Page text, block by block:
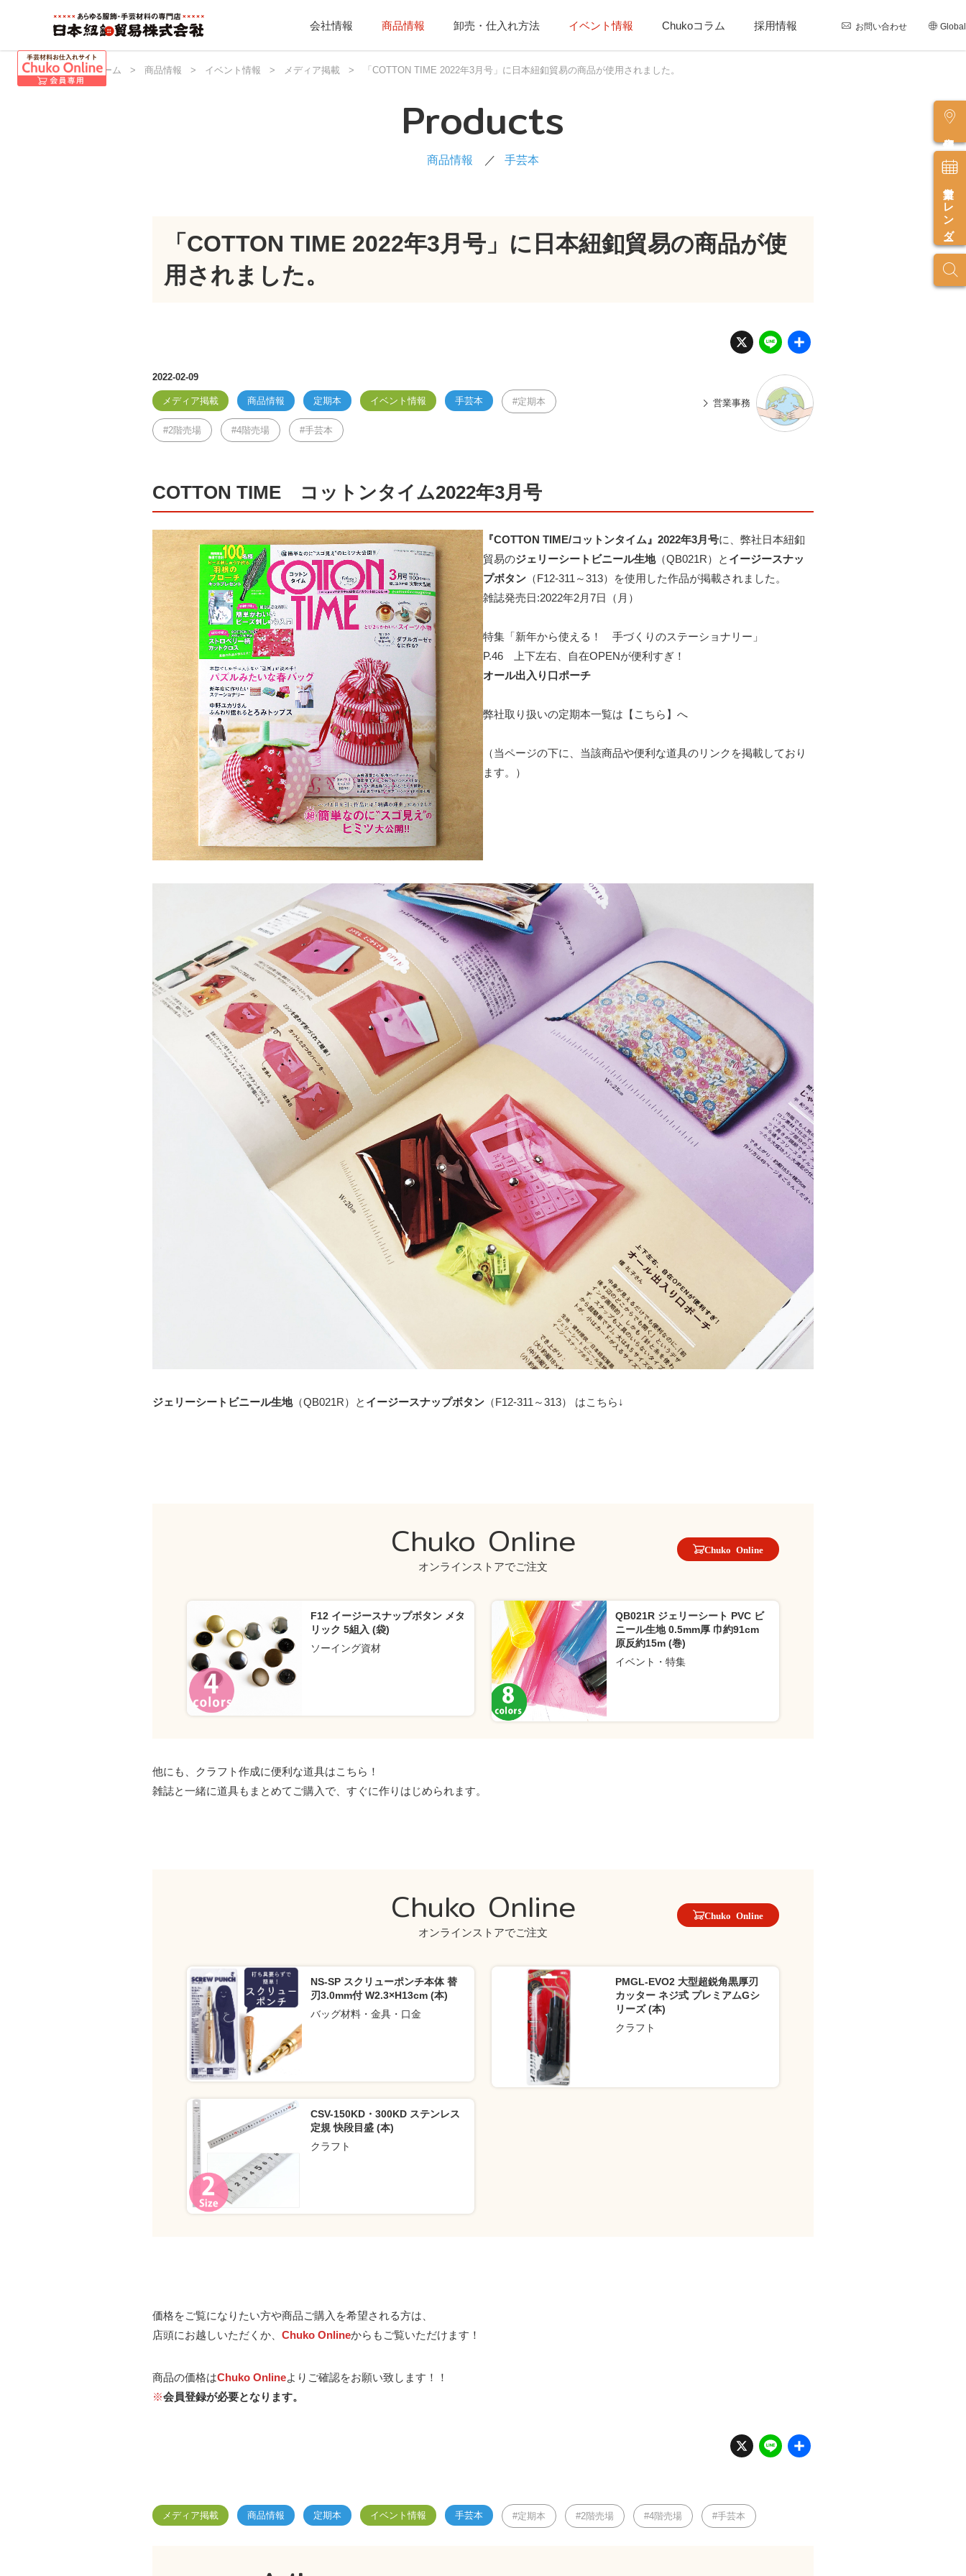
会社情報 商品情報 卸売・仕入れ方法 イベント情報 Chukoコラム 採用情報 お問い合わせ Global
営業カレンダー
日本紐釦 ホーム > 商品情報 > イベント情報 > メディア掲載 > 「COTTON TIME 2022年3月号」に日本紐釦貿易の商品が使用されました。
Products
商品情報 手芸本
「COTTON TIME 2022年3月号」に日本紐釦貿易の商品が使
用されました。
X Li
n
e
2022-02-09
メディア掲載 商品情報 定期本 イベント情報 手芸本 定期本
2階売場 4階売場 手芸本
営業事務
COTTON TIME コットンタイム2022年3月号
『COTTON TIME/コットンタイム』2022年3月号に、弊社日本紐釦
貿易のジェリーシートビニール生地（QB021R）と イージースナッ
プボタン （F12-311～313）を使用した作品が掲載されました。
雑誌発売日:2022年2月7日（月）
特集「新年から使える！ 手づくりのステーショナリー」
P.46 上下左右、自在OPENが便利すぎ！
オール出入り口ポーチ
弊社取り扱いの定期本一覧は【 こちら 】へ
（当ページの下に、当該商品や便利な道具のリンクを掲載しており
ます。）
ジェリーシートビニール生地（QB021R）と イージースナップボタン （F12-311～313） はこちら↓
Chuko Online
オンラインストアでご注文
Chuko Online
F12 イージースナップボタン メタ
リック 5組入 (袋)
ソーイング資材
QB021R ジェリーシート PVC ビ
ニール生地 0.5mm厚 巾約91cm
原反約15m (巻)
イベント・特集
他にも、クラフト作成に便利な道具はこちら！
雑誌と一緒に道具もまとめてご購入で、すぐに作りはじめられます。
Chuko Online
オンラインストアでご注文
Chuko Online
NS-SP スクリューポンチ本体 替
刃3.0mm付 W2.3×H13cm (本)
バッグ材料・金具・口金
PMGL-EVO2 大型超鋭角黒厚刃
カッター ネジ式 プレミアムGシ
リーズ (本)
クラフト
CSV-150KD・300KD ステンレス
定規 快段目盛 (本)
クラフト
価格をご覧になりたい方や商品ご購入を希望される方は、
店頭にお越しいただくか、 Chuko Onlineからもご覧いただけます！
商品の価格はChuko Onlineよりご確認をお願い致します！！
※会員登録が必要となります。
X Li
n
メディア掲載 商品情報 定期本 イベント情報 手芸本 定期本 2階売場 4階売場 手芸本